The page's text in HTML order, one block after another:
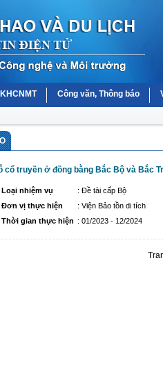
Công văn, Thông báo
cổ truyền ở đồng bằng Bắc Bộ và Bắc
Loại nhiệm vụ
: Đề tài cấp Bộ
Đơn vị thực hiện
: Viện Bảo tồn di tích
Thời gian thực hiện : 01/2023 - 12/2024